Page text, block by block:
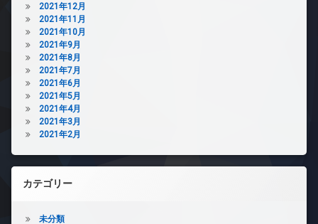
2021年12月
2021年11月
2021年10月
2021年9月
2021年8月
2021年7月
2021年6月
2021年5月
2021年4月
2021年3月
2021年2月
カテゴリー
未分類